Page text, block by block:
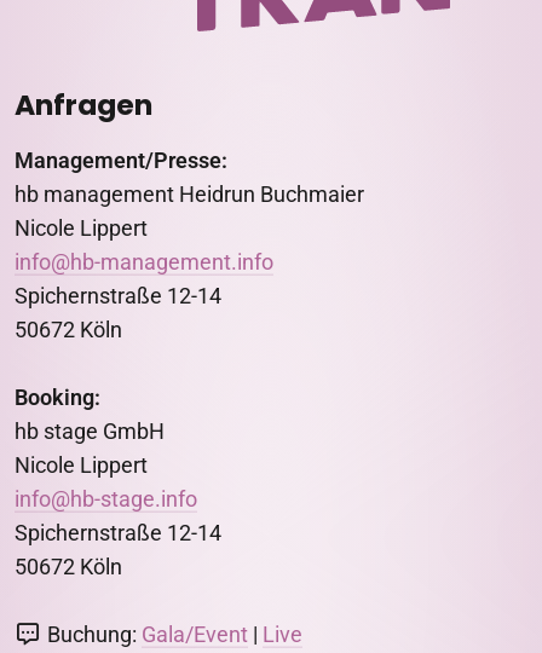
Anfragen
Management/Presse:
hb management Heidrun Buchmaier
Nicole Lippert
info@hb-management.info
Spichernstraße 12-14
50672 Köln
Booking:
hb stage GmbH
Nicole Lippert
info@hb-stage.info
Spichernstraße 12-14
50672 Köln
Buchung: Gala/Event| Live